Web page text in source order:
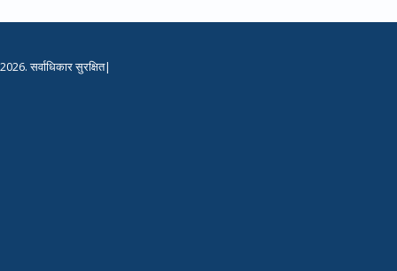
सर्वाधिकार सुरक्षित|